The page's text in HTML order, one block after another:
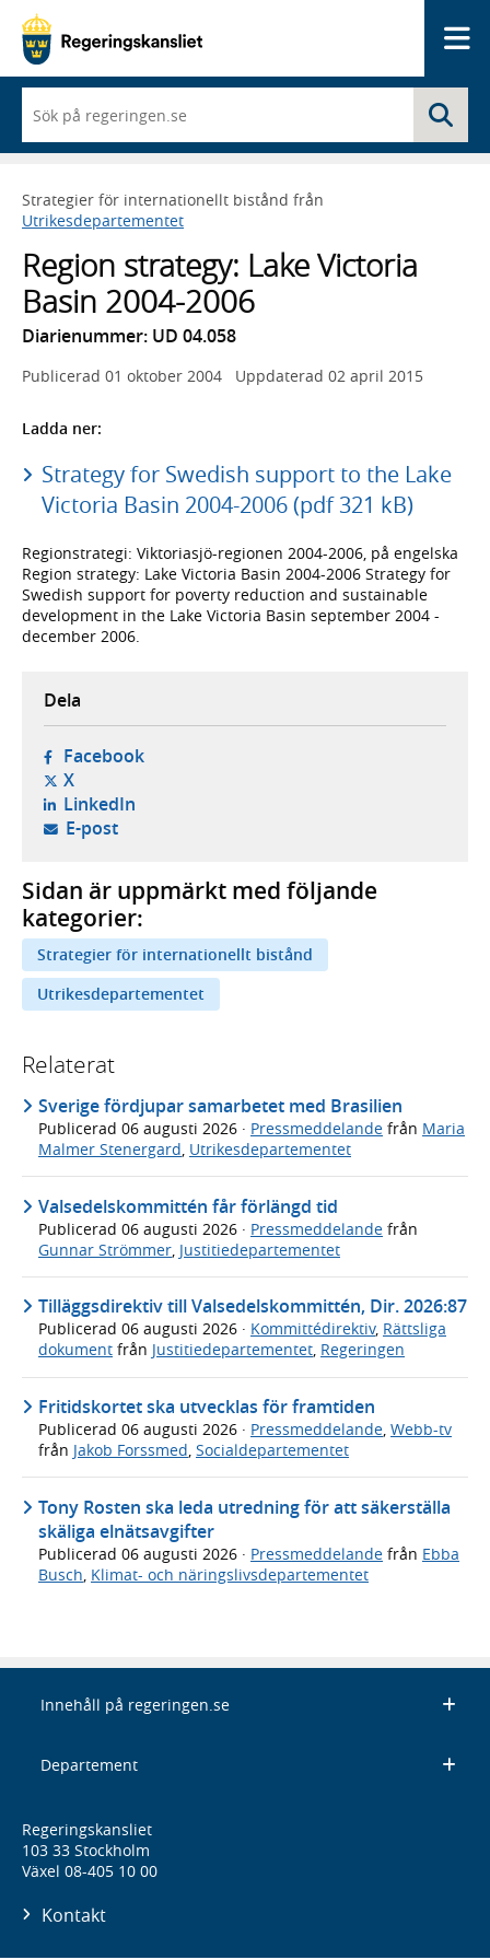
du
börjar
skriva
framträder
en
med
sökförslag
Strategier för internationellt bistånd från
Utrikesdepartementet
Region strategy: Lake Victoria
Basin 2004-2006
Diarienummer: UD 04.058
Publicerad 01 oktober 2004 Uppdaterad 02 april 2015
Ladda ner:
Strategy for Swedish support to the Lake
Victoria Basin 2004-2006 (pdf 321 kB)
Regionstrategi: Viktoriasjö-regionen 2004-2006, på engelska
Region strategy: Lake Victoria Basin 2004-2006 Strategy for
Swedish support for poverty reduction and sustainable
development in the Lake Victoria Basin september 2004 -
december 2006.
Dela
Facebook- öppnas i ny flik, extern webbplats,
X- öppnas i ny flik, extern webbplats,
LinkedIn- öppnas i ny flik, extern webbplats,
E-post- öppnar din e-postklient,
Sidan är uppmärkt med följande
kategorier:
Strategier för internationellt bistånd
Utrikesdepartementet
Relaterat
Sverige fördjupar samarbetet med Brasilien
Publicerad 06 augusti 2026 · Pressmeddelande från Maria
Malmer Stenergard, Utrikesdepartementet
Valsedelskommittén får förlängd tid
Publicerad 06 augusti 2026 · Pressmeddelande från
Gunnar Strömmer Justitiedepartementet
Tilläggsdirektiv till Valsedelskommittén, Dir. 2026:87
Publicerad 06 augusti 2026 · Kommittédirektiv, Rättsliga
dokument från Justitiedepartementet, Regeringen
Fritidskortet ska utvecklas för framtiden
Publicerad 06 augusti 2026 · Pressmeddelande, Webb-tv
från Jakob Forssmed, Socialdepartementet
Tony Rosten ska leda utredning för att säkerställa
skäliga elnätsavgifter
Publicerad 06 augusti 2026 · Pressmeddelande från Ebba
Busch Klimat- och näringslivsdepartementet
Innehåll på regeringen.se
Departement
Regeringskansliet
103 33 Stockholm
Växel 08-405 10 00
Kontakt